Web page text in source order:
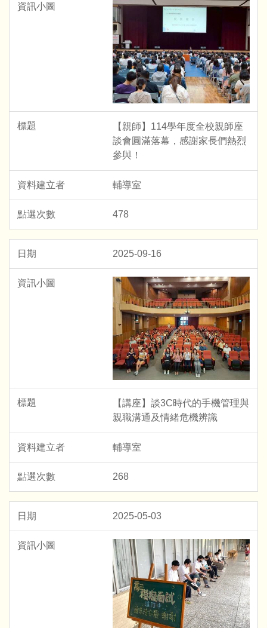
【親師】114學年度全校親師座
談會圓滿落幕，感謝家長們熱烈
參與！
輔導室
478
2025-09-16
【講座】談3C時代的手機管理與
親職溝通及情緒危機辨識
輔導室
268
2025-05-03